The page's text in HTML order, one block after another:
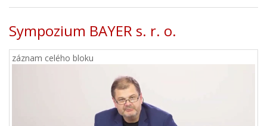
Sympozium BAYER s. r. o.
záznam celého bloku